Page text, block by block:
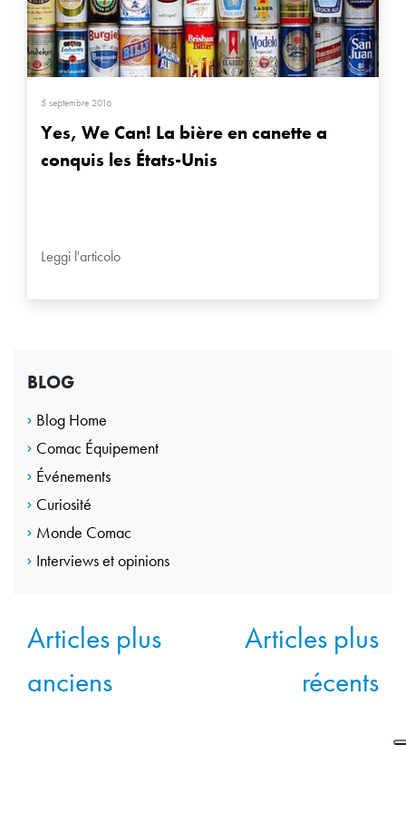
BLOG
Blog Home
Comac Équipement
Événements
Curiosité
Monde Comac
Interviews et opinions
5 septembre 2016
Yes, We Can! La bière en canette a
conquis les États-Unis
Leggi l'articolo
Navigation
des
articles
Articles plus
anciens
Articles plus
récents